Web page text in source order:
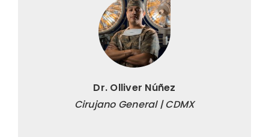
Dr. Olliver Núñez
Cirujano General | CDMX